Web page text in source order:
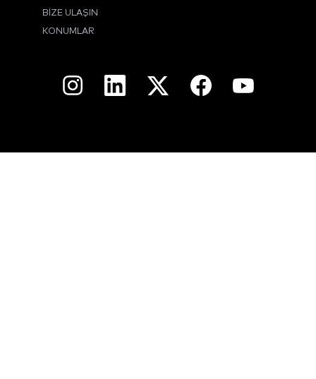
BIZE ULAŞIN
KONUMLAR